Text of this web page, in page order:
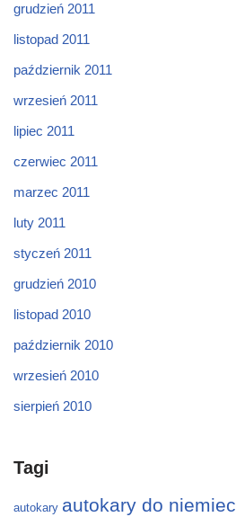
grudzień 2011
listopad 2011
październik 2011
wrzesień 2011
lipiec 2011
czerwiec 2011
marzec 2011
luty 2011
styczeń 2011
grudzień 2010
listopad 2010
październik 2010
wrzesień 2010
sierpień 2010
Tagi
autokary autokary do niemiec